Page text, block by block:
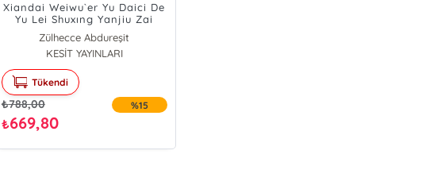
Xiandai Weiwu`er Yu Daici De
Yu Lei Shuxıng Yanjiu Zai
Shengcheng Yufa Kuangjia
Nei Yu Yingyu Daicı De Duıbi
Yanjiu
Zülhecce Abdureşit
KESİT YAYINLARI
Tükendi
₺788,00
₺669,80
%15